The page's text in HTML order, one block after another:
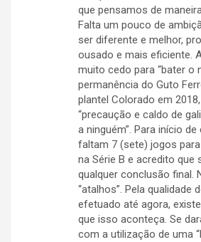
que pensamos de
Falta um pouco de
ser diferente e melhor,
ousado e mais eficiente.
muito cedo para “bater o
permanência do Guto
plantel Colorado em
“precaução e caldo de
a ninguém”. Para início
faltam 7 (sete) jogos
na Série B e acredito que
qualquer conclusão final.
“atalhos”. Pela qualidade
efetuado até agora,
que isso aconteça. Se
com a utilização de uma